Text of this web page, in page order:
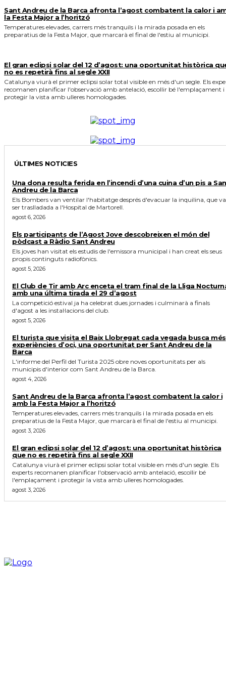
Sant Andreu de la Barca afronta l’agost combatent la calor i
la Festa Major a l’horitzó
Temperatures elevades, carrers més tranquils i la mirada posada en els
preparatius de la Festa Major, que marcarà el final de l'estiu al municipi.
El gran eclipsi solar del 12 d’agost: una oportunitat històrica
no es repetirà fins al segle XXII
Catalunya viurà el primer eclipsi solar total visible en més d'un segle. Els
recomanen planificar l'observació amb antelació, escollir bé l'emplaçament i
protegir la vista amb ulleres homologades.
ÚLTIMES NOTICIES
Una dona resulta ferida en l’incendi d’una cuina d’un pis a
Andreu de la Barca
Els Bombers van ventilar l'habitatge després d'evacuar la inquilina, que va
ser traslladada a l'Hospital de Martorell.
agost 6, 2026
Els participants de l’Agost Jove descobreixen el món del
pòdcast a Ràdio Sant Andreu
Els joves han visitat els estudis de l'emissora municipal i han creat els seus
propis continguts radiofònics.
agost 5, 2026
El Club de Tir amb Arc enceta el tram final de la Lliga
amb una última tirada el 29 d’agost
La competició estival ja ha celebrat dues jornades i culminarà a finals
d'agost a les instal·lacions del club.
agost 5, 2026
El turista que visita el Baix Llobregat cada vegada busca més
experiències d’oci, una oportunitat per Sant Andreu de la
Barca
L'informe del Perfil del Turista 2025 obre noves oportunitats per als
municipis d'interior com Sant Andreu de la Barca.
agost 4, 2026
Sant Andreu de la Barca afronta l’agost combatent la calor i
amb la Festa Major a l’horitzó
Temperatures elevades, carrers més tranquils i la mirada posada en els
preparatius de la Festa Major, que marcarà el final de l'estiu al municipi.
agost 3, 2026
El gran eclipsi solar del 12 d’agost: una oportunitat històrica
que no es repetirà fins al segle XXII
Catalunya viurà el primer eclipsi solar total visible en més d'un segle. Els
experts recomanen planificar l'observació amb antelació, escollir bé
l'emplaçament i protegir la vista amb ulleres homologades.
agost 3, 2026